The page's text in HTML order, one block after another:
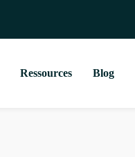
Ressources Blog